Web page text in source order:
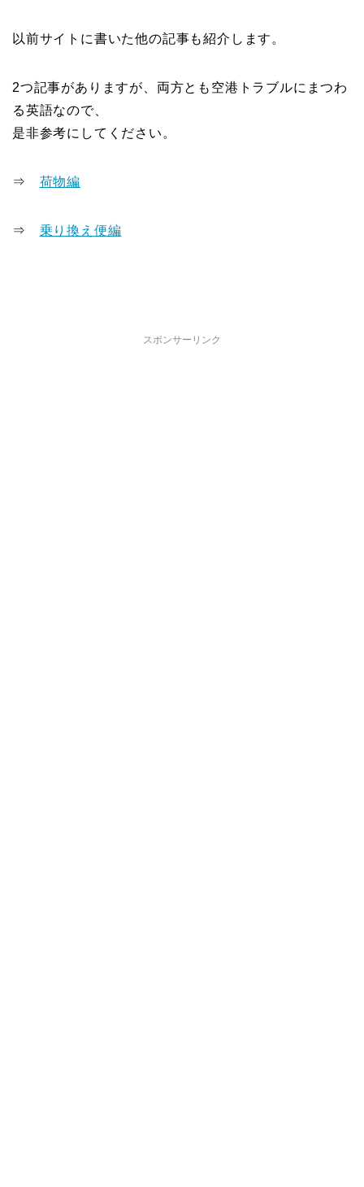
以前サイトに書いた他の記事も紹介します。
2つ記事がありますが、両方とも空港トラブルにまつわ
る英語なので、
是非参考にしてください。
⇒ 荷物編
⇒ 乗り換え便編
スポンサーリンク